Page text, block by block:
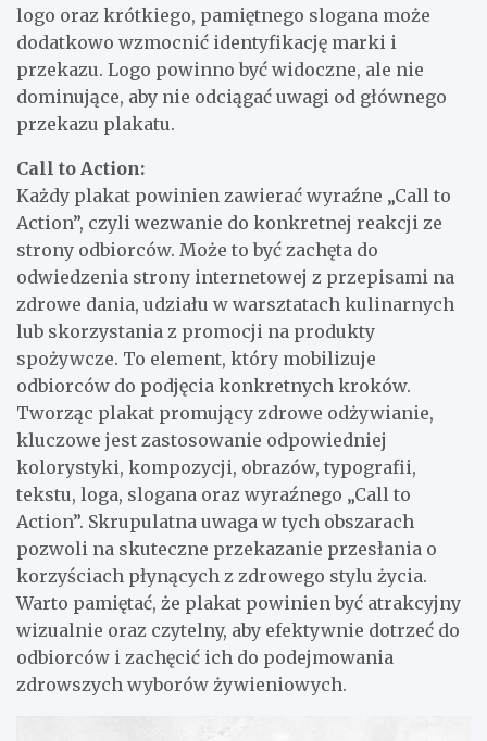
logo oraz krótkiego, pamiętnego slogana może
dodatkowo wzmocnić identyfikację marki i
przekazu. Logo powinno być widoczne, ale nie
dominujące, aby nie odciągać uwagi od głównego
przekazu plakatu.
Call to Action:
Każdy plakat powinien zawierać wyraźne „Call to
Action”, czyli wezwanie do konkretnej reakcji ze
strony odbiorców. Może to być zachęta do
odwiedzenia strony internetowej z przepisami na
zdrowe dania, udziału w warsztatach kulinarnych
lub skorzystania z promocji na produkty
spożywcze. To element, który mobilizuje
odbiorców do podjęcia konkretnych kroków.
Tworząc plakat promujący zdrowe odżywianie,
kluczowe jest zastosowanie odpowiedniej
kolorystyki, kompozycji, obrazów, typografii,
tekstu, loga, slogana oraz wyraźnego „Call to
Action”. Skrupulatna uwaga w tych obszarach
pozwoli na skuteczne przekazanie przesłania o
korzyściach płynących z zdrowego stylu życia.
Warto pamiętać, że plakat powinien być atrakcyjny
wizualnie oraz czytelny, aby efektywnie dotrzeć do
odbiorców i zachęcić ich do podejmowania
zdrowszych wyborów żywieniowych.